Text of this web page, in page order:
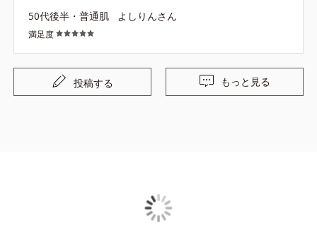
50代後半・普通肌 よしりんさん
満足度
投稿する もっと見る